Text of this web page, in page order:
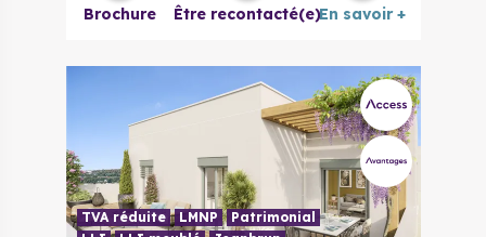
Brochure Être recontacté(e)En savoir +
TVA réduite LMNP
Patrimonial